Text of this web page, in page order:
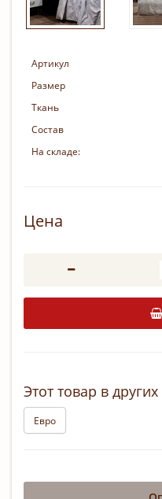
Артикул
Размер
Ткань
Состав
На складе:
Цена
Этот товар в
Евро